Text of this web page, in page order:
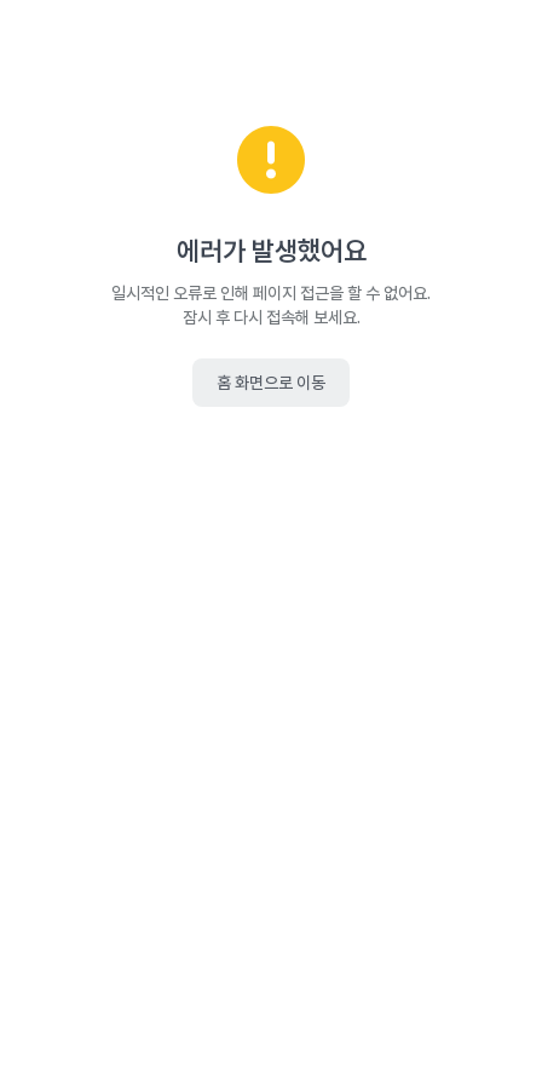
에러가 발생했어요
일시적인 오류로 인해 페이지 접근을 할 수 없어요.
잠시 후 다시 접속해 보세요.
홈 화면으로 이동